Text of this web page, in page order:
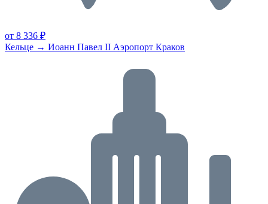
от 8 336 ₽
Кельце → Иоанн Павел II Аэропорт Краков